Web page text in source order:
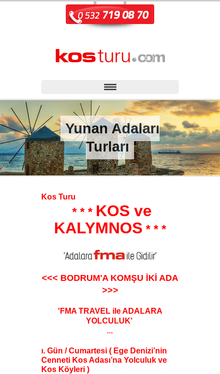
Yunan Adaları
Turları
Kos Turu
* * * KOS ve
KALYMNOS * * *
<<< BODRUM'A KOMŞU İKİ ADA
>>>
' FMA TRAVEL ile ADALARA
YOLCULUK'
...
ı. Gün / Cumartesi ( Ege Denizi’nin
Cenneti Kos Adası’na Yolculuk ve
Kos Köyleri )